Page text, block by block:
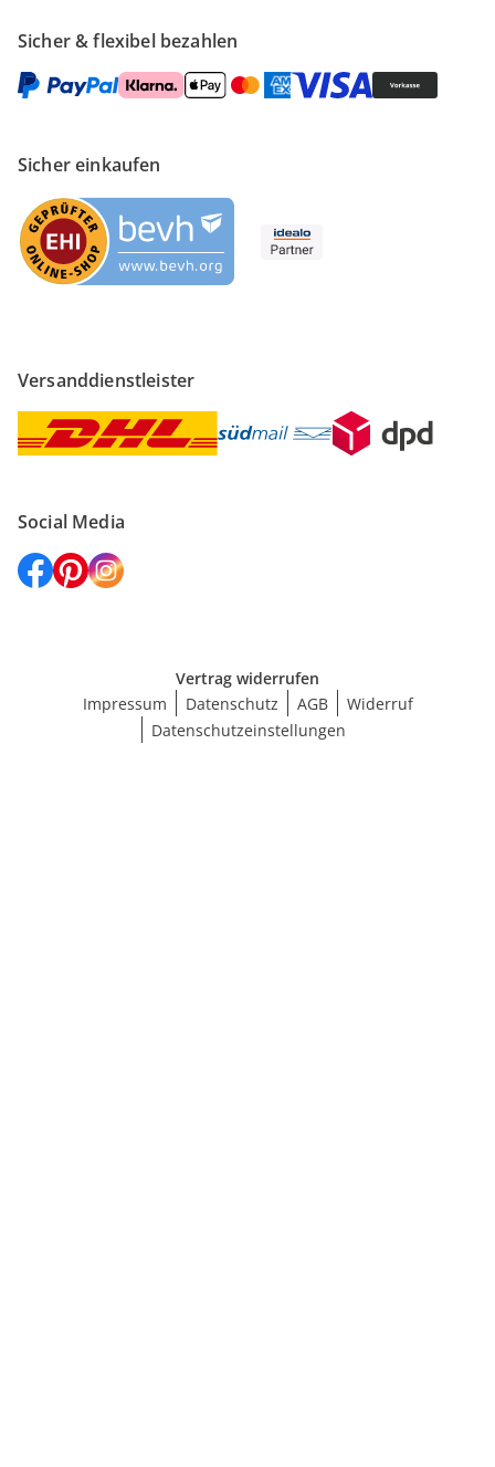
Sicher & flexibel bezahlen
Sicher einkaufen
Versanddienstleister
Social Media
Vertrag widerrufen
Impressum
Datenschutz AGB
Widerruf
Datenschutzeinstellungen